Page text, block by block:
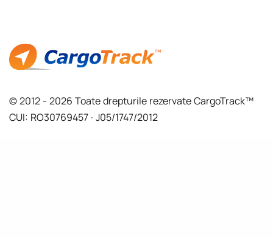
© 2012 - 2026 Toate drepturile rezervate CargoTrack™
CUI: RO30769457 · J05/1747/2012